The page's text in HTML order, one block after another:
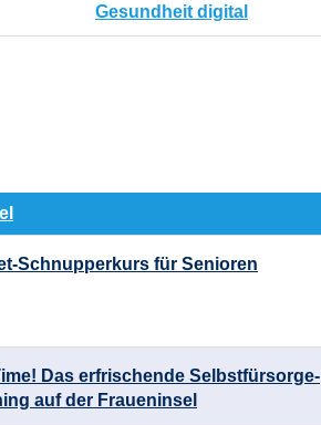
Gesundheit digital
Schnupperkurs für Senioren
Das erfrischende Selbstfürsorge-
auf der Fraueninsel